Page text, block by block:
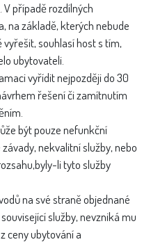
případě rozdílných
na základě, kterých nebude
souhlasí host s tím,
ubytovateli.
vyřídit nejpozději do 30
řešení či zamítnutím
být pouze nefunkční
nekvalitní služby, nebo
li tyto služby
na své straně objednané
služby, nevzniká mu
ceny ubytování a